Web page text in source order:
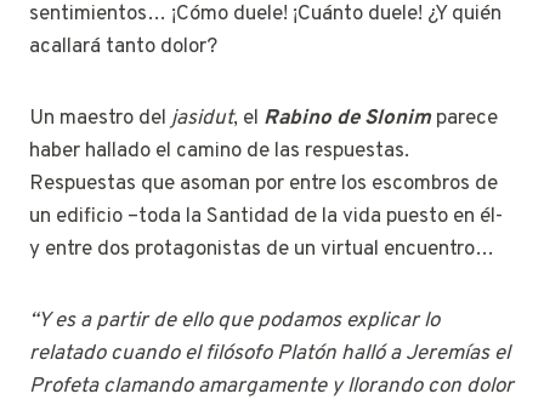
sentimientos… ¡Cómo duele! ¡Cuánto duele! ¿Y quién
acallará tanto dolor?
Un maestro del jasidut, el Rabino de Slonimparece
haber hallado el camino de las respuestas.
Respuestas que asoman por entre los escombros de
un edificio –toda la Santidad de la vida puesto en él-
y entre dos protagonistas de un virtual encuentro…
“Y es a partir de ello que podamos explicar lo
relatado cuando el filósofo Platón halló a Jeremías el
Profeta clamando amargamente y llorando con dolor